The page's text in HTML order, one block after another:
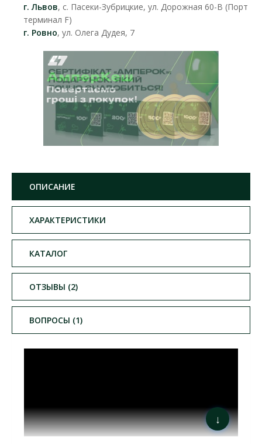
г. Львов, с. Пасеки-Зубрицкие, ул. Дорожная 60-В (Порт
терминал F)
г. Ровно, ул. Олега Дудея, 7
ОПИСАНИЕ
ХАРАКТЕРИСТИКИ
КАТАЛОГ
ОТЗЫВЫ (2)
ВОПРОСЫ (1)
↓